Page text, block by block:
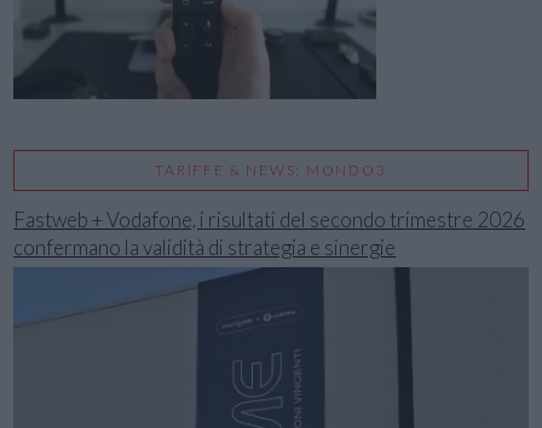
TARIFFE & NEWS: MONDO3
Fastweb + Vodafone, i risultati del secondo trimestre 2026
confermano la validità di strategia e sinergie